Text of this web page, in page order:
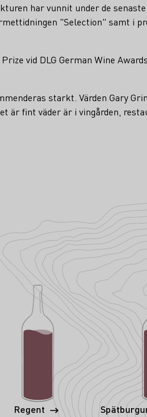
har vunnit under de
"Selection" samt i
vid DLG German Wine
starkt. Värden Gary
fint väder är i vingården,
Regent